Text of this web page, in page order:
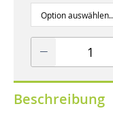
Beschreibung